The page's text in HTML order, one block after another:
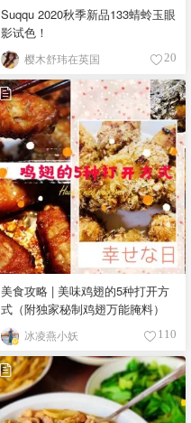
Suqqu 2020秋季新品133蜻蛉玉眼
影试色！
樱木舒玮在英国 20
美食攻略 | 美味鸡翅的5种打开方
式（附独家秘制鸡翅万能腌料）
冰凌燕小妖 110